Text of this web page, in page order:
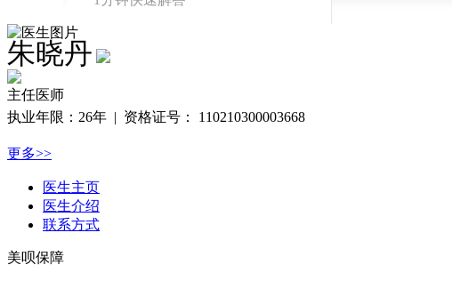
免费查询真实价
真实案例
朱晓丹
主任医师
执业年限： 26年 | 资格证号： 110210300003668
更多>>
医生主页
医生介绍
联系方式
美呗保障